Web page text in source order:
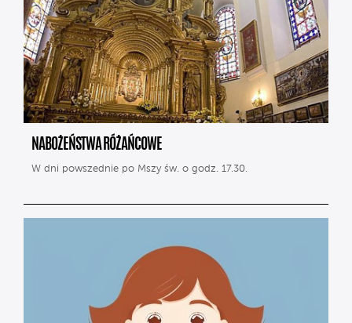
NABOŻEŃSTWA RÓŻAŃCOWE
W dni powszednie po Mszy św. o godz. 17.30.